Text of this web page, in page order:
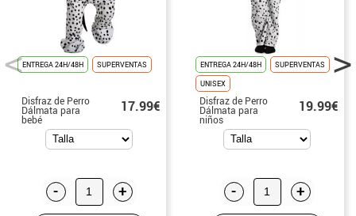
ENTREGA 24H/48H SUPERVENTAS
Disfraz de Perro
Dálmata para
bebé
17.99€
- +
ENTREGA 24H/48H
SUPERVENTAS
UNISEX
Disfraz de Perro
Dálmata para
niños
19.99€
- +